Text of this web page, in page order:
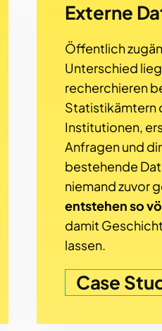
Externe
Öffentlich
Unterschied
recherchieren
Statistikämtern
Institutionen,
Anfragen und
bestehende
niemand zuvor
entstehen so
damit
lassen.
Case